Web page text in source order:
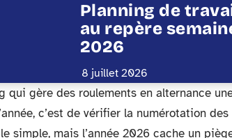
Planning de
au repère
2026
8 juillet 2026
qui gère des roulements en alternance
c’est de vérifier la numérotation
simple, mais l’année 2026 cache un